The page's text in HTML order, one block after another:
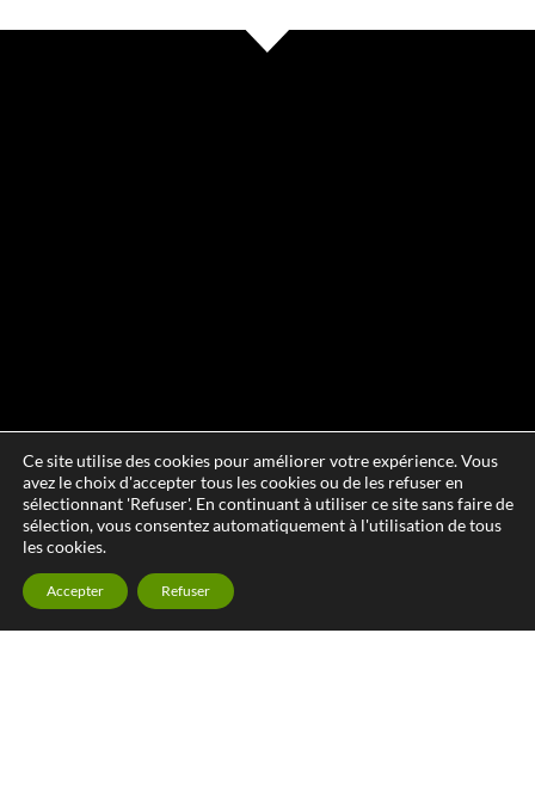
Ce site utilise des cookies pour améliorer votre expérience. Vous
avez le choix d'accepter tous les cookies ou de les refuser en
sélectionnant 'Refuser'. En continuant à utiliser ce site sans faire de
sélection, vous consentez automatiquement à l'utilisation de tous
les cookies.
Accepter Refuser